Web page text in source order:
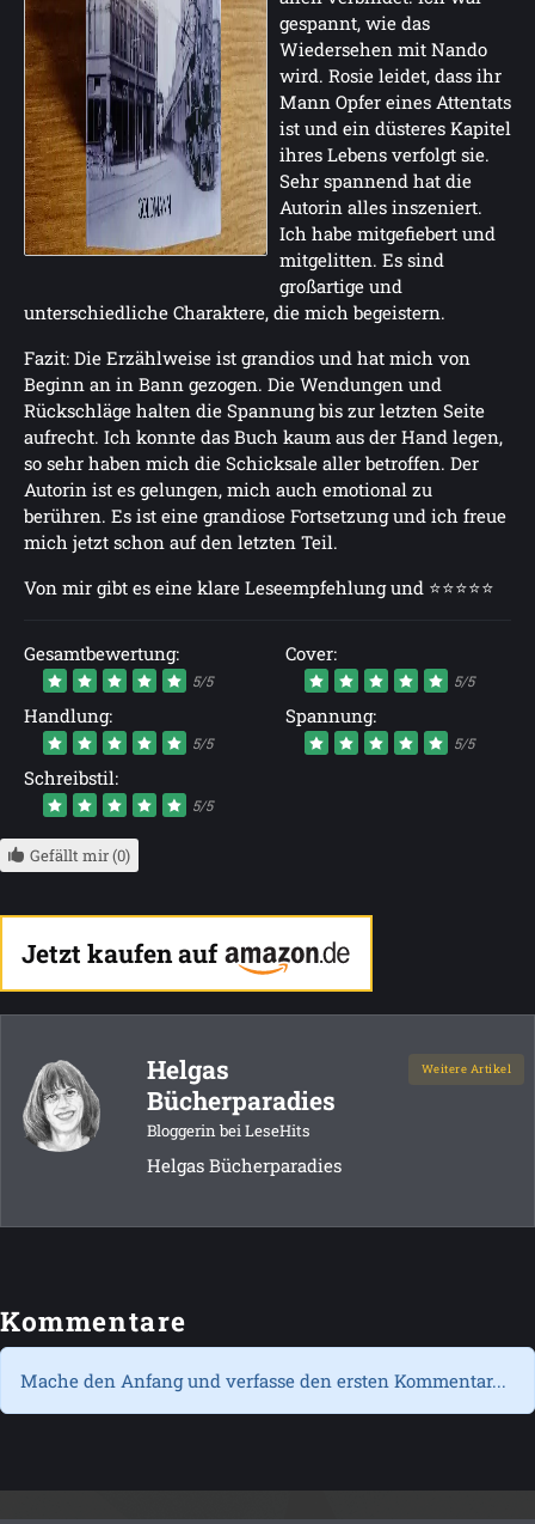
gespannt, wie das
Wiedersehen mit Nando
wird. Rosie leidet, dass ihr
Mann Opfer eines Attentats
ist und ein düsteres Kapitel
ihres Lebens verfolgt sie.
Sehr spannend hat die
Autorin alles inszeniert.
Ich habe mitgefiebert und
mitgelitten. Es sind
großartige und
unterschiedliche Charaktere, die mich begeistern.
Fazit: Die Erzählweise ist grandios und hat mich von
Beginn an in Bann gezogen. Die Wendungen und
Rückschläge halten die Spannung bis zur letzten Seite
aufrecht. Ich konnte das Buch kaum aus der Hand legen,
so sehr haben mich die Schicksale aller betroffen. Der
Autorin ist es gelungen, mich auch emotional zu
berühren. Es ist eine grandiose Fortsetzung und ich freue
mich jetzt schon auf den letzten Teil.
Von mir gibt es eine klare Leseempfehlung und ⭐⭐⭐⭐⭐
Gesamtbewertung:
5/5
Cover:
5/5
Handlung:
5/5
Spannung:
5/5
Schreibstil:
5/5
Gefällt mir (0)
Jetzt kaufen auf
Helgas
Bücherparadies
Bloggerin bei LeseHits
Weitere Artikel
Helgas Bücherparadies
Kommentare
Mache den Anfang und verfasse den ersten Kommentar...